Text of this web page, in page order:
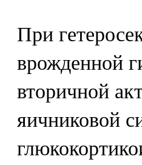
При
врожденной
вторичной
яичниковой